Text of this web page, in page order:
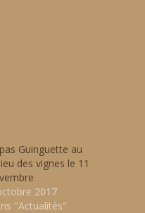
Guinguette au
des vignes le 11
2017
"Actualités"